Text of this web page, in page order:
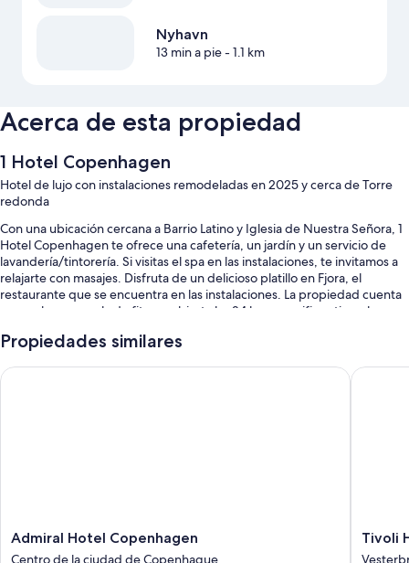
Nyhavn
13 min a pie- 1.1 km
Acerca de esta propiedad
1 Hotel Copenhagen
Hotel de lujo con instalaciones remodeladas en 2025 y cerca de Torre
redonda
Con una ubicación cercana a Barrio Latino y Iglesia de Nuestra Señora, 1
Hotel Copenhagen te ofrece una cafetería, un jardín y un servicio de
lavandería/tintorería. Si visitas el spa en las instalaciones, te invitamos a
relajarte con masajes. Disfruta de un delicioso platillo en Fjora, el
restaurante que se encuentra en las instalaciones. La propiedad cuenta
con un bar, una sala de fitness abierta las 24 horas y wifi gratis en la
También se incluyen los siguientes beneficios:
Características de las habitaciones
Propiedades similares
Admiral
Hotel
Admiral Hotel Copenhagen
Centro de la ciudad de Copenhague
Admiral Hotel Copenhagen
Tivoli
Hotel
Tivoli
Tivoli